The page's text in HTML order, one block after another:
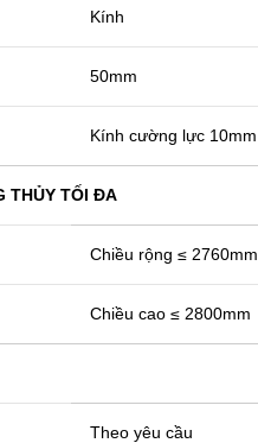
Kính
50mm
Kính cường lực 10mm
THỦY TỐI ĐA
Chiều rộng ≤ 2760mm
Chiều cao ≤ 2800mm
Theo yêu cầu